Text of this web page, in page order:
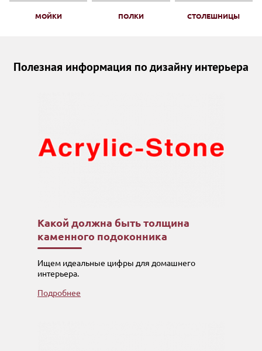
МОЙКИ ПОЛКИ СТОЛЕШНИЦЫ
Полезная информация по дизайну интерьера
Какой должна быть толщина
каменного подоконника
Ищем идеальные цифры для домашнего
интерьера.
Подробнее